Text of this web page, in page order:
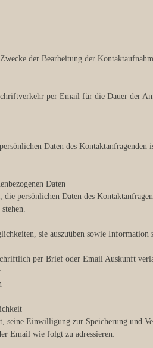
der Bearbeitung der
per Email für die Dauer der
Daten des
Daten
die persönlichen Daten des
sie auszuüben sowie
per Brief oder Email Auskunft
Einwilligung zur Speicherung und
Email wie folgt zu adressieren: